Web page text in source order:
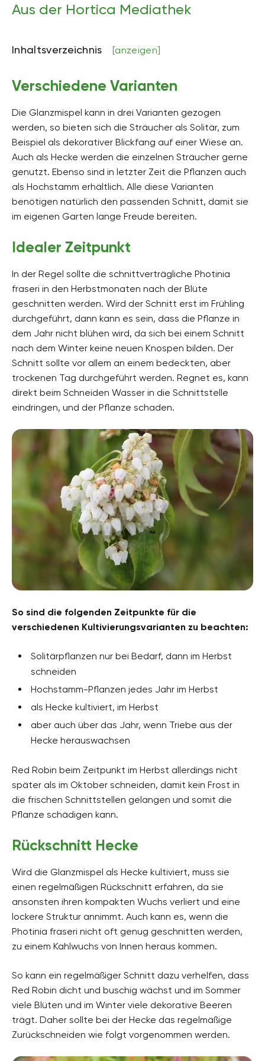
Aus der Hortica Mediathek
Inhaltsverzeichnis [anzeigen]
Verschiedene Varianten
Die Glanzmispel kann in drei Varianten gezogen
werden, so bieten sich die Sträucher als Solitär, zum
Beispiel als dekorativer Blickfang auf einer Wiese an.
Auch als Hecke werden die einzelnen Sträucher gerne
genutzt. Ebenso sind in letzter Zeit die Pflanzen auch
als Hochstamm erhältlich. Alle diese Varianten
benötigen natürlich den passenden Schnitt, damit sie
im eigenen Garten lange Freude bereiten.
Idealer Zeitpunkt
In der Regel sollte die schnittverträgliche Photinia
fraseri in den Herbstmonaten nach der Blüte
geschnitten werden. Wird der Schnitt erst im Frühling
durchgeführt, dann kann es sein, dass die Pflanze in
dem Jahr nicht blühen wird, da sich bei einem Schnitt
nach dem Winter keine neuen Knospen bilden. Der
Schnitt sollte vor allem an einem bedeckten, aber
trockenen Tag durchgeführt werden. Regnet es, kann
direkt beim Schneiden Wasser in die Schnittstelle
eindringen, und der Pflanze schaden.
So sind die folgenden Zeitpunkte für die
verschiedenen Kultivierungsvarianten zu beachten:
Solitärpflanzen nur bei Bedarf, dann im Herbst
schneiden
Hochstamm-Pflanzen jedes Jahr im Herbst
als Hecke kultiviert, im Herbst
aber auch über das Jahr, wenn Triebe aus der
Hecke herauswachsen
Red Robin beim Zeitpunkt im Herbst allerdings nicht
später als im Oktober schneiden, damit kein Frost in
die frischen Schnittstellen gelangen und somit die
Pflanze schädigen kann.
Rückschnitt Hecke
Wird die Glanzmispel als Hecke kultiviert, muss sie
einen regelmäßigen Rückschnitt erfahren, da sie
ansonsten ihren kompakten Wuchs verliert und eine
lockere Struktur annimmt. Auch kann es, wenn die
Photinia fraseri nicht oft genug geschnitten werden,
zu einem Kahlwuchs von Innen heraus kommen.
So kann ein regelmäßiger Schnitt dazu verhelfen, dass
Red Robin dicht und buschig wächst und im Sommer
viele Blüten und im Winter viele dekorative Beeren
trägt. Daher sollte bei der Hecke das regelmäßige
Zurückschneiden wie folgt vorgenommen werden.